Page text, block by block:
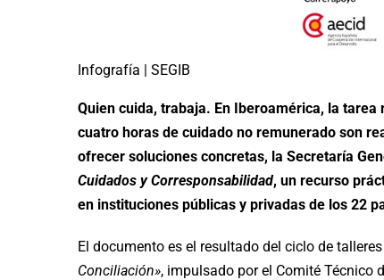
Infografía | SEGIB
Quien cuida, trabaja. En Iberoamérica, la
cuatro horas de cuidado no remunerado son
ofrecer soluciones concretas, la Secretaría
Cuidados y Corresponsabilidad, un recurso
en instituciones públicas y privadas de los 22
El documento es el resultado del ciclo de talleres
Conciliación», impulsado por el Comité Técnico